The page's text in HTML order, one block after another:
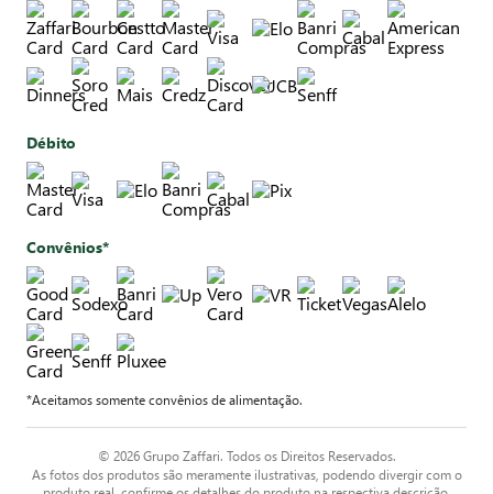
Débito
Convênios*
*Aceitamos somente convênios de alimentação.
© 2026 Grupo Zaffari. Todos os Direitos Reservados.
As fotos dos produtos são meramente ilustrativas, podendo divergir com o